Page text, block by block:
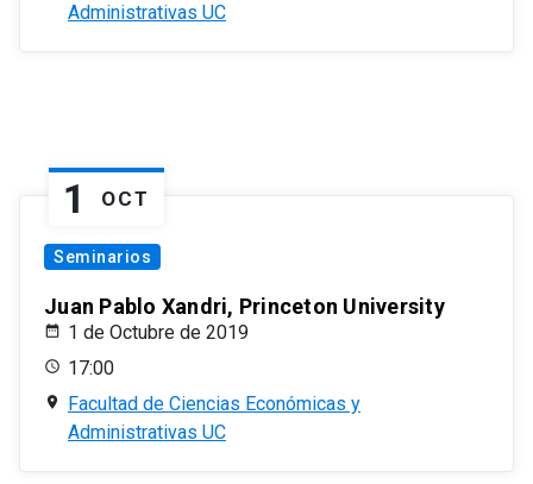
Administrativas UC
1 OCT
Seminarios
Juan Pablo Xandri, Princeton University
1 de Octubre de 2019
17:00
Facultad de Ciencias Económicas y
Administrativas UC